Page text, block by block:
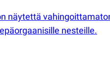
näytettä
nesteille.